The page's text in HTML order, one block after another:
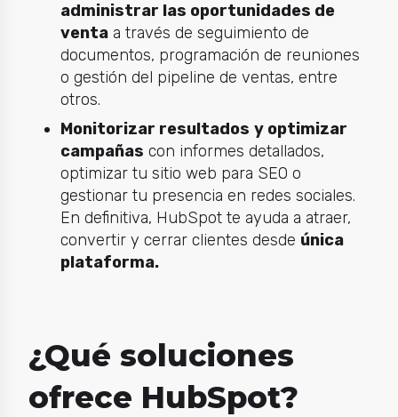
administrar las oportunidades de
ventaa través de seguimiento de
documentos, programación de reuniones
o gestión del pipeline de ventas, entre
otros.
Monitorizar resultados y optimizar
campañas con informes detallados,
optimizar tu sitio web para SEO o
gestionar tu presencia en redes sociales.
En definitiva, HubSpot te ayuda a atraer,
convertir y cerrar clientes desde única
plataforma.
¿Qué soluciones
ofrece HubSpot?